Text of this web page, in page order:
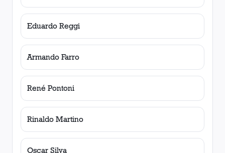
Eduardo Reggi
Armando Farro
René Pontoni
Rinaldo Martino
Oscar Silva